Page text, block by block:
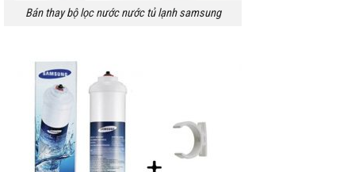
Bán thay bộ lọc nước nước tủ lạnh samsung